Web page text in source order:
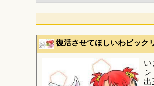
復活させてほしいわビック
い
シ
出